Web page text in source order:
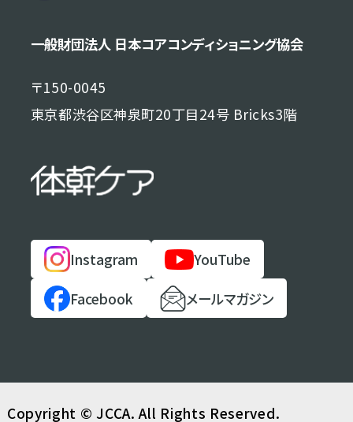
一般財団法人 日本コアコンディショニング協会
〒150-0045
東京都渋谷区神泉町20丁目24号 Bricks3階
Instagram
YouTube
Facebook
メールマガジン
Copyright © JCCA. All Rights Reserved.